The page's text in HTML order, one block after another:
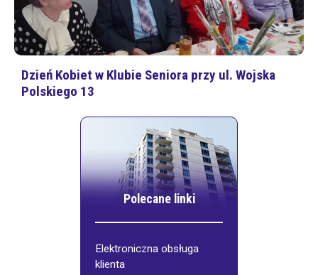
Dzień Kobiet w Klubie Seniora przy ul. Wojska
Polskiego 13
Polecane linki
Elektroniczna obsługa
klienta